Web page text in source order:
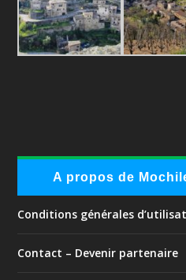
A propos de
Conditions générales
Contact – Devenir partenaire